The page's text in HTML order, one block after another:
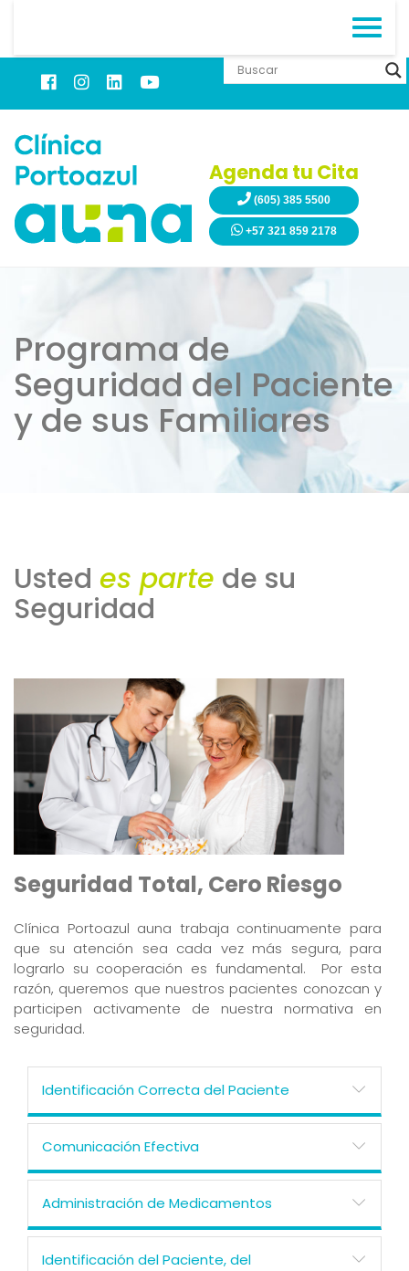
Agenda tu Cita
(605) 385 5500
+57 321 859 2178
Programa de
Seguridad del Paciente
y de sus Familiares
Usted es parte de su
Seguridad
Seguridad Total, Cero Riesgo
Clínica Portoazul auna trabaja continuamente para
que su atención sea cada vez más segura, para
lograrlo su cooperación es fundamental. Por esta
razón, queremos que nuestros pacientes conozcan y
participen activamente de nuestra normativa en
seguridad.
Identificación Correcta del Paciente
Comunicación Efectiva
Administración de Medicamentos
Identificación del Paciente, del